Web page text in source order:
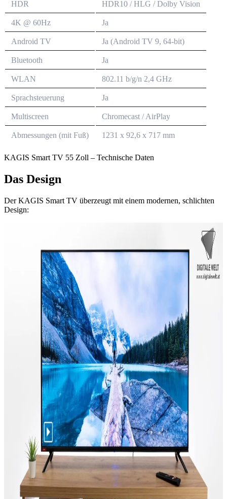
HDR HDR10 / HLG / Dolby Vision
4K @ 60Hz Ja
Android TV Ja (Android TV 9, 64-bit)
Bluetooth Ja
WLAN 802.11 b/g/n 2,4 GHz
Sprachsteuerung Ja
Multiscreen Chromecast / AirPlay
Abmessungen (mit Fuß) 1231 x 92,6 x 717 mm
KAGIS Smart TV 55 Zoll – Technische Daten
Das Design
Der KAGIS Smart TV überzeugt mit einem modernen, schlichten
Design: